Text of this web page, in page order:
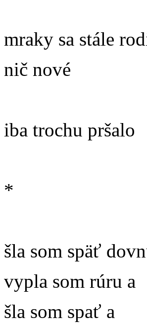
mraky sa stále
nič nové
iba trochu pršalo
*
šla som späť
vypla som rúru a
šla som spať a